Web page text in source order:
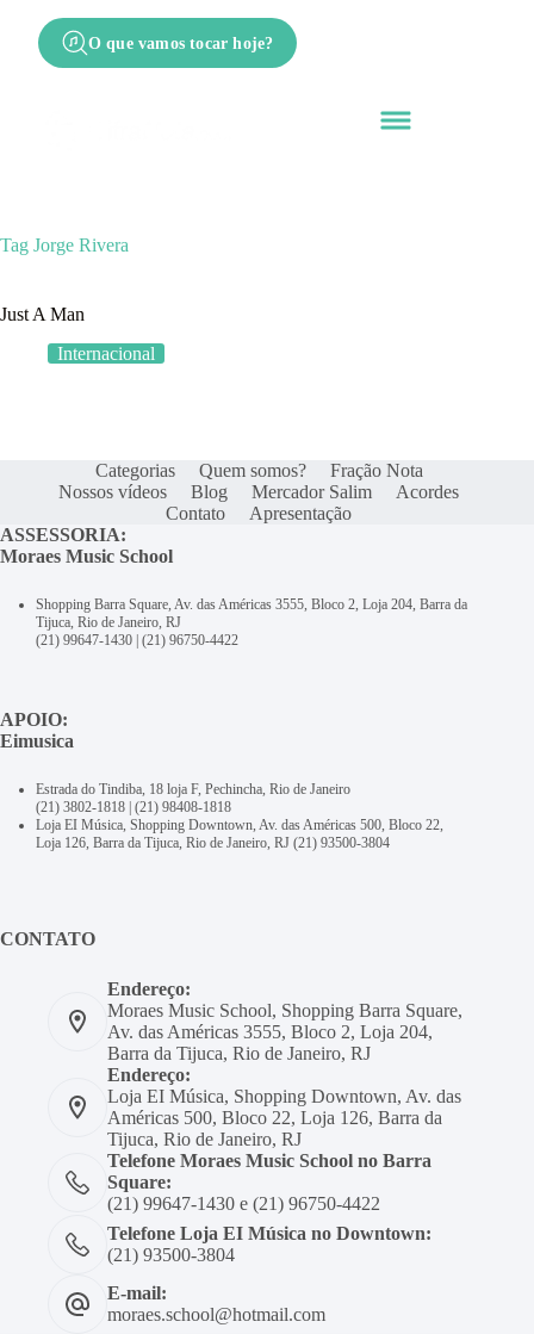
O que vamos tocar hoje?
Tag Jorge Rivera
Just A Man
Internacional
Categorias Quem somos?
Fração Nota
Nossos vídeos
Blog Mercador Salim
Acordes
Contato
Apresentação
ASSESSORIA:
Moraes Music School
Shopping Barra Square, Av. das Américas 3555, Bloco 2, Loja 204, Barra da
Tijuca, Rio de Janeiro, RJ
(21) 99647-1430 | (21) 96750-4422
APOIO:
Eimusica
Estrada do Tindiba, 18 loja F, Pechincha, Rio de Janeiro
(21) 3802-1818 | (21) 98408-1818
Loja EI Música, Shopping Downtown, Av. das Américas 500, Bloco 22,
Loja 126, Barra da Tijuca, Rio de Janeiro, RJ (21) 93500-3804
CONTATO
Endereço:
Moraes Music School, Shopping Barra Square,
Av. das Américas 3555, Bloco 2, Loja 204,
Barra da Tijuca, Rio de Janeiro, RJ
Endereço:
Loja EI Música, Shopping Downtown, Av. das
Américas 500, Bloco 22, Loja 126, Barra da
Tijuca, Rio de Janeiro, RJ
Telefone Moraes Music School no Barra
Square:
(21) 99647-1430 e (21) 96750-4422
Telefone Loja EI Música no Downtown:
(21) 93500-3804
E-mail:
moraes.school@hotmail.com